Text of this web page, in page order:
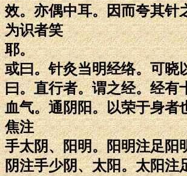
效。亦偶中耳。因而夸其针
为识者笑
耶。
或曰。针灸当明经络。可晓
曰。直行者。谓之经。经有
血气。通阴阳。以荣于身者
焦注
手太阴、阳明。阳明注足阳
阴注手少阴、太阳。太阳注